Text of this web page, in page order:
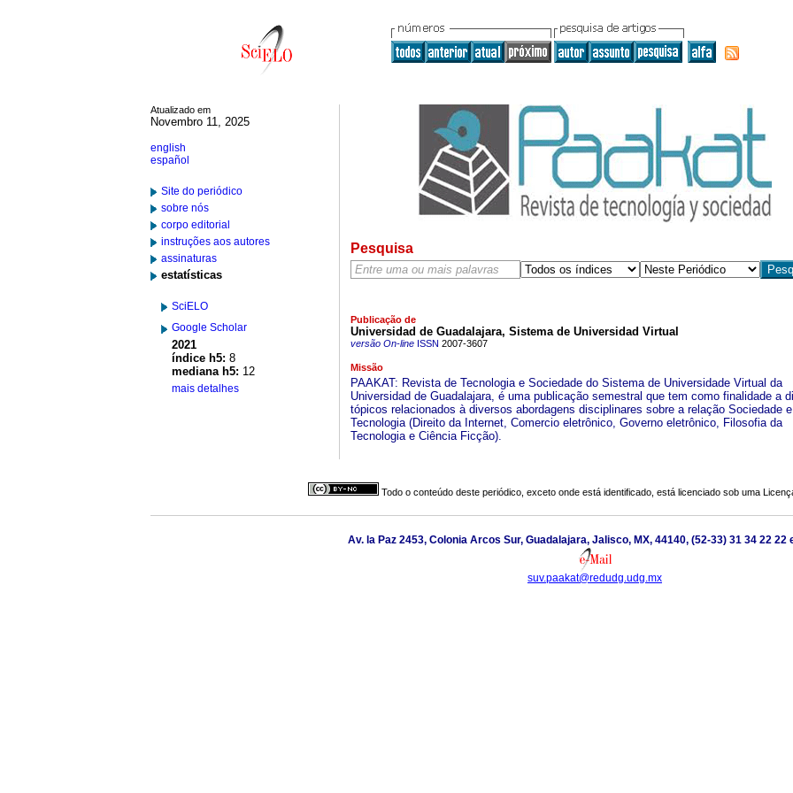
Atualizado em
Novembro 11, 2025
english
español
Site do periódico
sobre nós
corpo editorial
instruções aos autores
assinaturas
estatísticas
SciELO
Google Scholar
2021
índice h5: 8
mediana h5: 12
mais detalhes
Pesquisa
Publicação de
Universidad de Guadalajara, Sistema de Universidad Virtual
versão On-lineISSN 2007-3607
Missão
PAAKAT: Revista de Tecnologia e Sociedade do Sistema de Universidade Virtual da
Universidad de Guadalajara, é uma publicação semestral que tem como finalidade a
tópicos relacionados à diversos abordagens disciplinares sobre a relação Sociedade e
Tecnologia (Direito da Internet, Comercio eletrônico, Governo eletrônico, Filosofia da
Tecnologia e Ciência Ficção).
Todo o conteúdo deste periódico, exceto onde está identificado, está licenciado sob uma
Av. la Paz 2453, Colonia Arcos Sur, Guadalajara, Jalisco, MX, 44140, (52-33) 31 34 22 22
suv.paakat@redudg.udg.mx